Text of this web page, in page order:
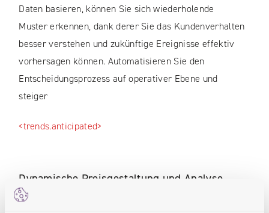
Daten basieren, können Sie sich wiederholende
Muster erkennen, dank derer Sie das Kundenverhalten
besser verstehen und zukünftige Ereignisse effektiv
vorhersagen können. Automatisieren Sie den
Entscheidungsprozess auf operativer Ebene und
steiger
<trends.anticipated>
Dynamische Preisgestaltung und Analyse